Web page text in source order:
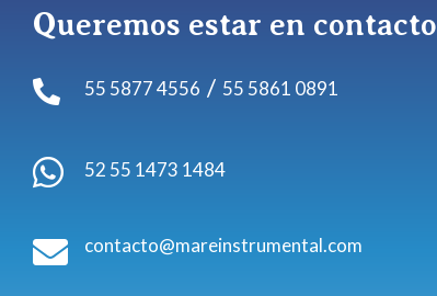
Queremos estar en contacto
 55 5877 4556 / 55 5861 0891
 52 55 1473 1484
 contacto@mareinstrumental.com